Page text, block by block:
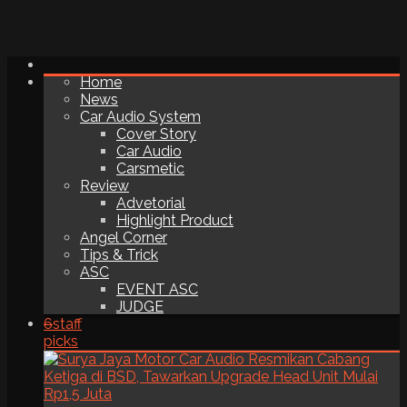
Home
News
Car Audio System
Cover Story
Car Audio
Carsmetic
Review
Advetorial
Highlight Product
Angel Corner
Tips & Trick
ASC
EVENT ASC
JUDGE
6staff
picks